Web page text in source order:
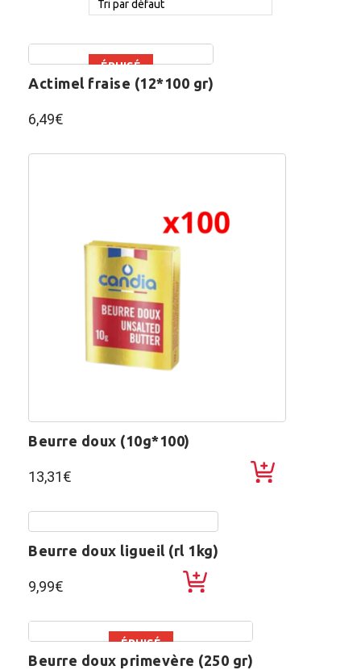
Tri par défaut
ÉPUISÉ
actimel fraise (12*100 gr)
6,49€
beurre doux (10g*100)
13,31€
beurre doux ligueil (rl 1kg)
9,99€
ÉPUISÉ
beurre doux primevère (250 gr)